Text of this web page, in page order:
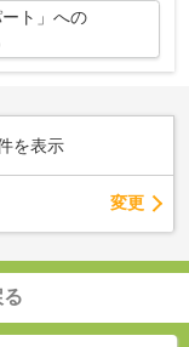
ート」への
を表示
変更